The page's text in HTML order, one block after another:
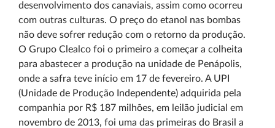
desenvolvimento dos canaviais, assim como ocorreu
com outras culturas. O preço do etanol nas bombas
não deve sofrer redução com o retorno da produção.
O Grupo Clealco foi o primeiro a começar a colheita
para abastecer a produção na unidade de Penápolis,
onde a safra teve início em 17 de fevereiro. A UPI
(Unidade de Produção Independente) adquirida pela
companhia por R$ 187 milhões, em leilão judicial em
novembro de 2013, foi uma das primeiras do Brasil a